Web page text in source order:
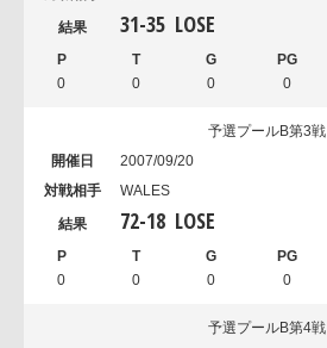
31-35 LOSE
0 0 0 0
予選プールB第3戦
2007/09/20
WALES
72-18 LOSE
0 0 0 0
予選プールB第4戦